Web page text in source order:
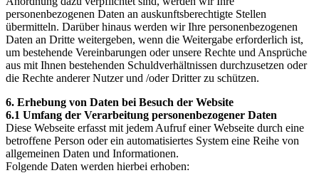
personenbezogenen Daten an auskunftsberechtigte Stellen
übermitteln. Darüber hinaus werden wir Ihre personenbezogenen
Daten an Dritte weitergeben, wenn die Weitergabe erforderlich ist,
um bestehende Vereinbarungen oder unsere Rechte und Ansprüche
aus mit Ihnen bestehenden Schuldverhältnissen durchzusetzen oder
die Rechte anderer Nutzer und /oder Dritter zu schützen.
6. Erhebung von Daten bei Besuch der Website
6.1 Umfang der Verarbeitung personenbezogener Daten
Diese Webseite erfasst mit jedem Aufruf einer Webseite durch eine
betroffene Person oder ein automatisiertes System eine Reihe von
allgemeinen Daten und Informationen.
Folgende Daten werden hierbei erhoben: